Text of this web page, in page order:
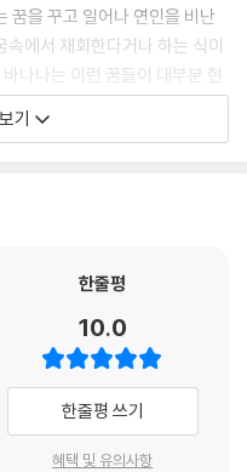
꿈을 꾸고 일어나 연인을 비난
에서 재회한다거나 하는 식이
나나는 이런 꿈들이 대부분 현
로 느낀다. 또 이는 바나나의
다.
지코 선생님이 네 소설을 읽고
살면서 절망의 순간을 맞이했
요시모토 바나나는 생각한다.
, 아련하지만 확실한 한 점으
을 보내고 있는 미래의 제가 반
든한 일 아닐까요.”
기
한줄평
10.0
한줄평 쓰기
혜택 및 유의사항